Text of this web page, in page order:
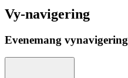
Vy-navigering
Evenemang vynavigering